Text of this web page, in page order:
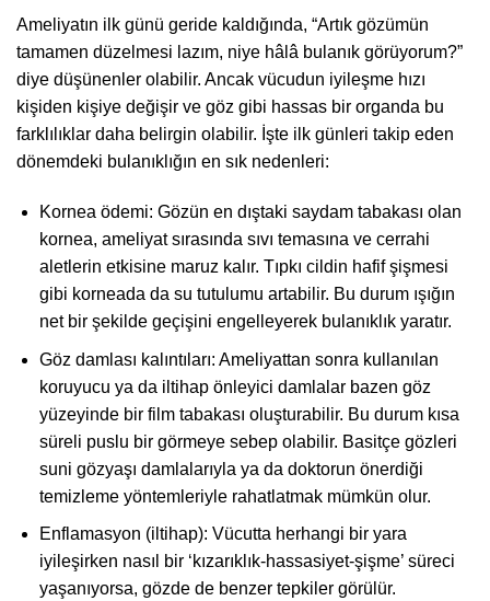
Ameliyatın ilk günü geride kaldığında, “Artık gözümün
tamamen düzelmesi lazım, niye hâlâ bulanık görüyorum?”
diye düşünenler olabilir. Ancak vücudun iyileşme hızı
kişiden kişiye değişir ve göz gibi hassas bir organda bu
farklılıklar daha belirgin olabilir. İşte ilk günleri takip eden
dönemdeki bulanıklığın en sık nedenleri:
Kornea ödemi: Gözün en dıştaki saydam tabakası olan
kornea, ameliyat sırasında sıvı temasına ve cerrahi
aletlerin etkisine maruz kalır. Tıpkı cildin hafif şişmesi
gibi korneada da su tutulumu artabilir. Bu durum ışığın
net bir şekilde geçişini engelleyerek bulanıklık yaratır.
Göz damlası kalıntıları: Ameliyattan sonra kullanılan
koruyucu ya da iltihap önleyici damlalar bazen göz
yüzeyinde bir film tabakası oluşturabilir. Bu durum kısa
süreli puslu bir görmeye sebep olabilir. Basitçe gözleri
suni gözyaşı damlalarıyla ya da doktorun önerdiği
temizleme yöntemleriyle rahatlatmak mümkün olur.
Enflamasyon (iltihap): Vücutta herhangi bir yara
iyileşirken nasıl bir ‘kızarıklık-hassasiyet-şişme’ süreci
yaşanıyorsa, gözde de benzer tepkiler görülür.